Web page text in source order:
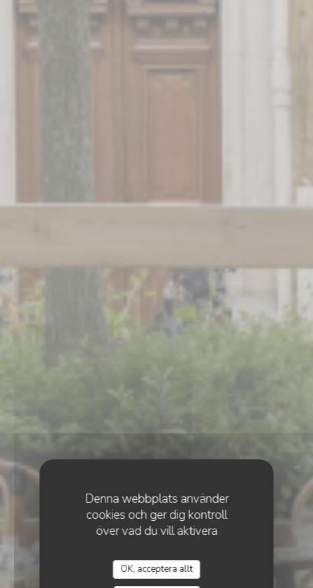
Denna webbplats använder
cookies och ger dig kontroll
över vad du vill aktivera
OK, acceptera allt
• PARIS